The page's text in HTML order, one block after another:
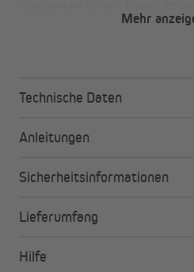
Außenbereich ganz nach deinen
Mehr
Technische Daten
Anleitungen
Sicherheitsinformationen
Lieferumfang
Hilfe